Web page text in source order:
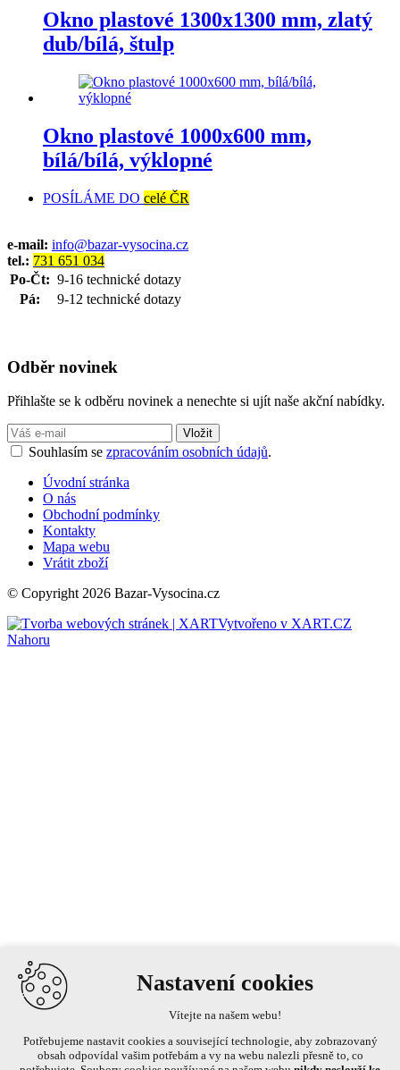
Okno plastové 1300x1300 mm, zlatý
dub/bílá, štulp
Okno plastové 1000x600 mm,
bílá/bílá, výklopné
POSÍLÁME DO celé ČR
e-mail: info@bazar-vysocina.cz
tel.: 731 651 034
Po-Čt: 9-16 technické dotazy
Pá:
9-12 technické dotazy
Odběr novinek
Přihlašte se k odběru novinek a nenechte si ujít naše akční nabídky.
Souhlasím se zpracováním osobních údajů.
Úvodní stránka
O nás
Obchodní podmínky
Kontakty
Mapa webu
Vrátit zboží
© Copyright 2026 Bazar-Vysocina.cz
Vytvořeno v XART.CZ
Nahoru
Nastavení cookies
Vítejte na našem webu!
Potřebujeme nastavit cookies a související technologie, aby zobrazovaný
obsah odpovídal vašim potřebám a vy na webu nalezli přesně to, co